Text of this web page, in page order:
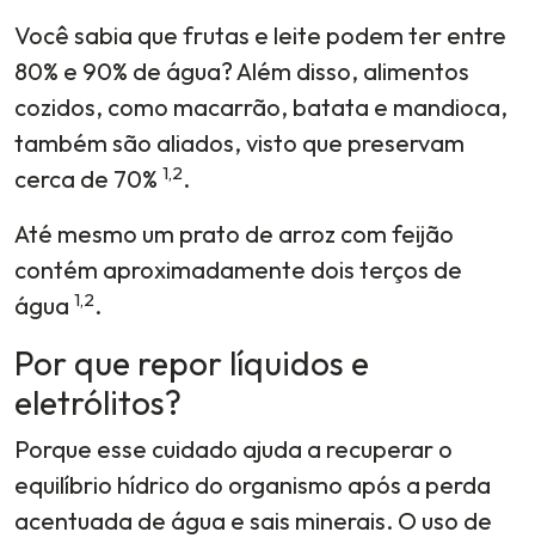
Você sabia que frutas e leite podem ter entre
80% e 90% de água? Além disso, alimentos
cozidos, como macarrão, batata e mandioca,
também são aliados, visto que preservam
cerca de 70% 1,2.
Até mesmo um prato de arroz com feijão
contém aproximadamente dois terços de
água 1,2.
Por que repor líquidos e
eletrólitos?
Porque esse cuidado ajuda a recuperar o
equilíbrio hídrico do organismo após a perda
acentuada de água e sais minerais. O uso de